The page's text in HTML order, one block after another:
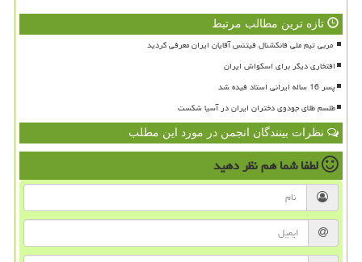
تازه ترین مطالب مرتبط
افتخاری دیگر برای اسکواش ایران
پسر 16 ساله ایرانی استاد فیده شد
طلسم طلای جودوی دختران ایران در آسیا شکست
نظرات بینندگان انجمن در مورد این مطلب
لطفا شما همنظر دهید